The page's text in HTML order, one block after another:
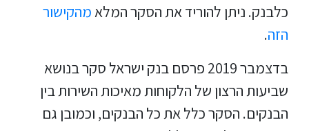
כלבנק. ניתן להוריד את הסקר המלאמהקישור
הזה.
בדצמבר 2019 פרסם בנק ישראל סקר בנושא
שביעות הרצון של הלקוחות מאיכות השירות בין
הבנקים. הסקר כלל את כל הבנקים, וכמובן גם